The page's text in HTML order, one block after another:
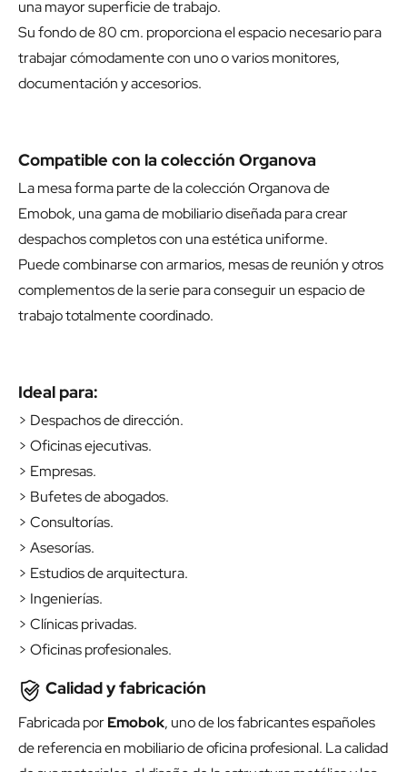
una mayor superficie de trabajo.
Su fondo de 80 cm. proporciona el espacio necesario para
trabajar cómodamente con uno o varios monitores,
documentación y accesorios.
Compatible con la colección Organova
La mesa forma parte de la colección Organova de
Emobok, una gama de mobiliario diseñada para crear
despachos completos con una estética uniforme.
Puede combinarse con armarios, mesas de reunión y otros
complementos de la serie para conseguir un espacio de
trabajo totalmente coordinado.
Ideal para:
> Despachos de dirección.
> Oficinas ejecutivas.
> Empresas.
> Bufetes de abogados.
> Consultorías.
> Asesorías.
> Estudios de arquitectura.
> Ingenierías.
> Clínicas privadas.
> Oficinas profesionales.
Calidad y fabricación
Fabricada porEmobok, uno de los fabricantes españoles
de referencia en mobiliario de oficina profesional. La calidad